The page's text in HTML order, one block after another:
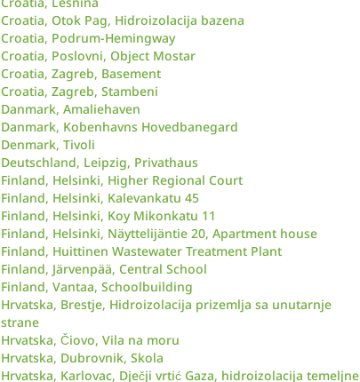
Croatia, Otok Pag, Hidroizolacija bazena
Croatia, Podrum-Hemingway
Croatia, Poslovni, Object Mostar
Croatia, Zagreb, Basement
Croatia, Zagreb, Stambeni
Danmark, Amaliehaven
Danmark, Kobenhavns Hovedbanegard
Denmark, Tivoli
Deutschland, Leipzig, Privathaus
Finland, Helsinki, Higher Regional Court
Finland, Helsinki, Kalevankatu 45
Finland, Helsinki, Koy Mikonkatu 11
Finland, Helsinki, Näyttelijäntie 20, Apartment house
Finland, Huittinen Wastewater Treatment Plant
Finland, Järvenpää, Central School
Finland, Vantaa, Schoolbuilding
Hrvatska, Brestje, Hidroizolacija prizemlja sa unutarnje
strane
Hrvatska, Čiovo, Vila na moru
Hrvatska, Dubrovnik, Skola
Hrvatska, Karlovac, Dječji vrtić Gaza, hidroizolacija temeljne